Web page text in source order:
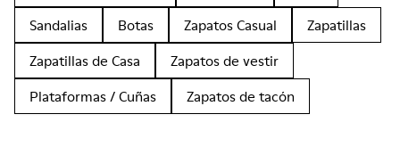
Sandalias
Botas Zapatos Casual
Zapatillas
Zapatillas de Casa
Zapatos de vestir
Plataformas / Cuñas
Zapatos de tacón